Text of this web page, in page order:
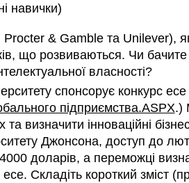
навички)
& Gamble та Unilever),
що розвиваються. Чи бачите
власності?
спонсорує конкурс
підприємства.ASPX.)
інноваційні
Джонсона, доступ до
доларів, а переможці
Складіть короткий зміст